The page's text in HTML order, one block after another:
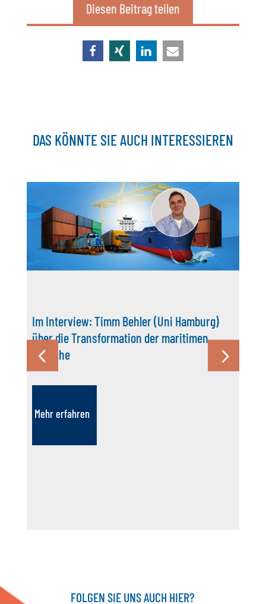
Diesen Beitrag teilen
DAS KÖNNTE SIE AUCH INTERESSIEREN
Im Interview: Timm Behler (Uni Hamburg)
über die Transformation der maritimen
Branche
Mehr erfahren
FOLGEN SIE UNS AUCH HIER?